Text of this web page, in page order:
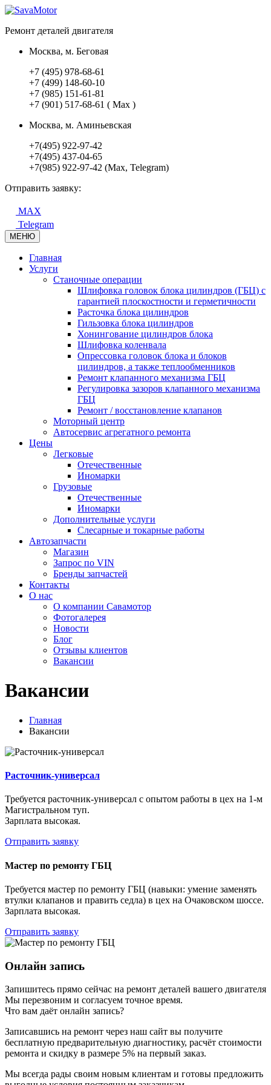
Ремонт деталей двигателя
Москва, м. Беговая
+7 (495) 978-68-61
+7 (499) 148-60-10
+7 (985) 151-61-81
+7 (901) 517-68-61 ( Max )
Москва, м. Аминьевская
+7(495) 922-97-42
+7(495) 437-04-65
+7(985) 922-97-42 (Max, Telegram)
Отправить заявку:
MAX
Telegram
МЕНЮ
Главная
Услуги
Станочные операции
Шлифовка головок блока цилиндров (ГБЦ) с
гарантией плоскостности и герметичности
Расточка блока цилиндров
Гильзовка блока цилиндров
Хонингование цилиндров блока
Шлифовка коленвала
Опрессовка головок блока и блоков
цилиндров, а также теплообменников
Ремонт клапанного механизма ГБЦ
Регулировка зазоров клапанного механизма
ГБЦ
Ремонт / восстановление клапанов
Моторный центр
Автосервис агрегатного ремонта
Цены
Легковые
Отечественные
Иномарки
Грузовые
Отечественные
Иномарки
Дополнительные услуги
Слесарные и токарные работы
Автозапчасти
Магазин
Запрос по VIN
Бренды запчастей
Контакты
О нас
О компании Савамотор
Фотогалерея
Новости
Блог
Отзывы клиентов
Вакансии
Вакансии
Главная
Вакансии
Расточник-универсал
Требуется расточник-универсал с опытом работы в цех на 1-м
Магистральном туп.
Зарплата высокая.
Отправить заявку
Мастер по ремонту ГБЦ
Требуется мастер по ремонту ГБЦ (навыки: умение заменять
втулки клапанов и править седла) в цех на Очаковском шоссе.
Зарплата высокая.
Отправить заявку
Онлайн запись
Запишитесь прямо сейчас на ремонт деталей вашего двигателя
Мы перезвоним и согласуем точное время.
Что вам даёт онлайн запись?
Записавшись на ремонт через наш сайт вы получите
бесплатную предварительную диагностику, расчёт стоимости
ремонта и скидку в размере 5% на первый заказ.
Мы всегда рады своим новым клиентам и готовы предложить